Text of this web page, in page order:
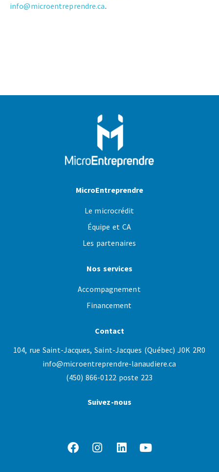
info@microentreprendre.ca.
MicroEntreprendre
Le microcrédit
Équipe et CA
Les partenaires
Nos services
Accompagnement
Financement
Contact
104, rue Saint-Jacques, Saint-Jacques (Québec) J0K 2R0
info@microentreprendre-lanaudiere.ca
(450) 866-0122 poste 223
Suivez-nous